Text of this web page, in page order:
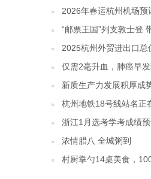
2026年春运杭州机场预
“邮票王国”列支敦士登
2025杭州外贸进出口总
仅需2毫升血，肺癌早发
新质生产力发展积厚成
杭州地铁18号线站名正
浙江1月选考学考成绩预
浓情腊八 全城粥到
村厨掌勺14桌美食，